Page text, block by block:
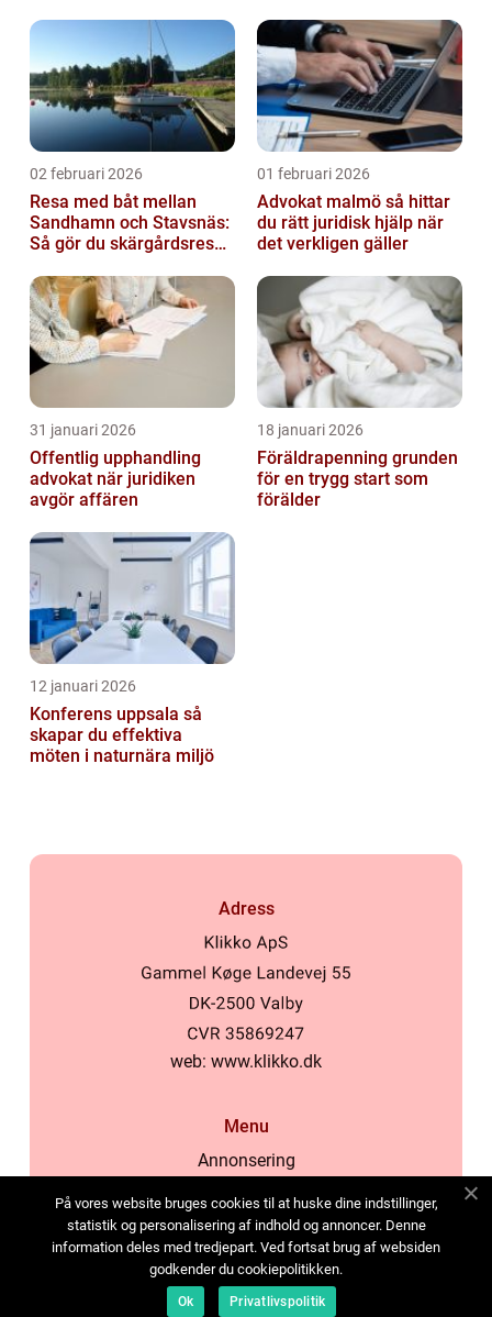
02 februari 2026
Resa med båt mellan
Sandhamn och Stavsnäs:
Så gör du skärgårdsresan
01 februari 2026
Advokat malmö så hittar
du rätt juridisk hjälp när
det verkligen gäller
31 januari 2026
Offentlig upphandling
advokat när juridiken
avgör affären
18 januari 2026
Föräldrapenning grunden
för en trygg start som
förälder
12 januari 2026
Konferens uppsala så
skapar du effektiva
möten i naturnära miljö
Adress
web: www.klikko.dk
Menu
Annonsering
Cookies
Kontakta oss
Sitemap
På vores website bruges cookies til at huske dine indstillinger,
statistik og personalisering af indhold og annoncer. Denne
information deles med tredjepart. Ved fortsat brug af websiden
godkender du cookiepolitikken.
Ok Privatlivspolitik